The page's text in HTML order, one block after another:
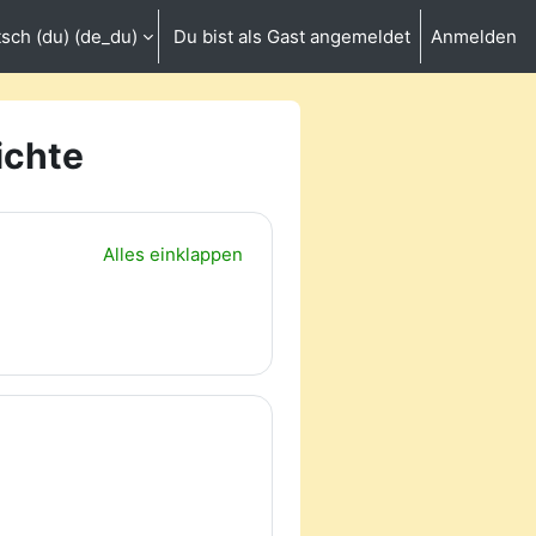
(du) ‎(de_du)‎ Du bist als Gast angemeldet Anmelden
Alles einklappen